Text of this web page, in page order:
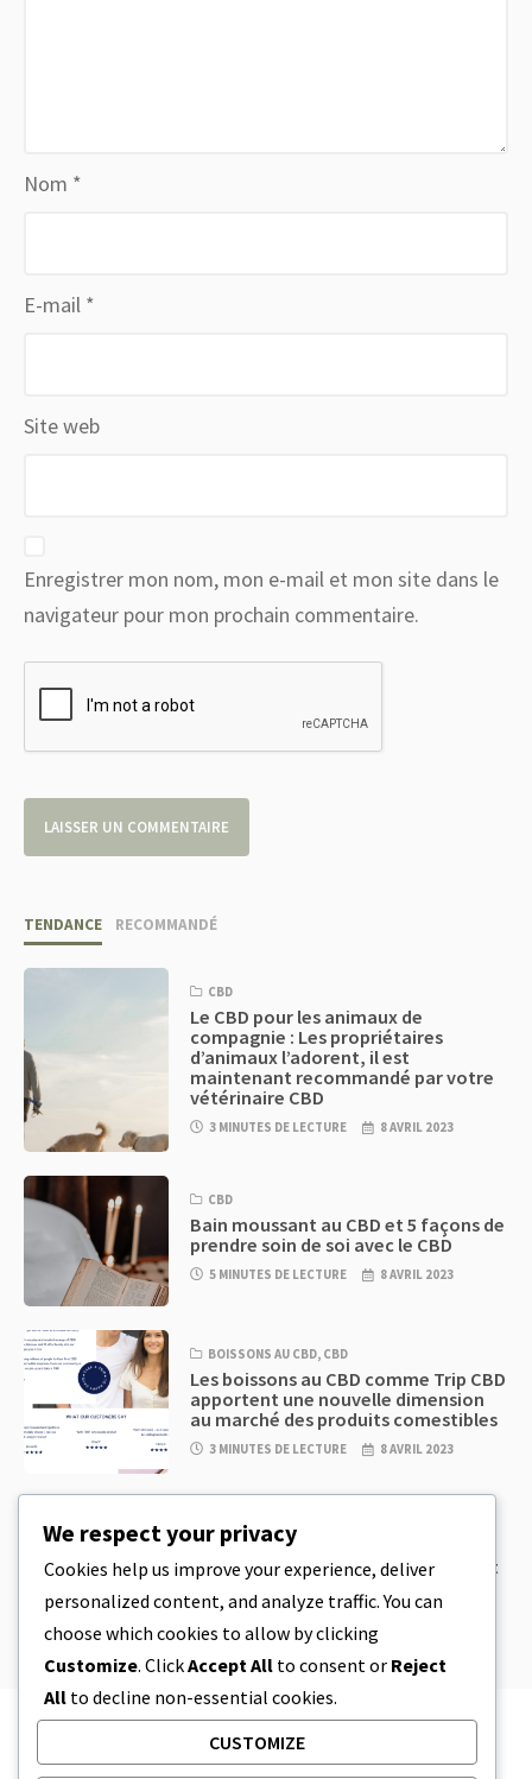
Nom *
E-mail *
Site web
Enregistrer mon nom, mon e-mail et mon site dans le
navigateur pour mon prochain commentaire.
TENDANCE RECOMMANDÉ
CBD
Le CBD pour les animaux de
compagnie : Les propriétaires
d’animaux l’adorent, il est
maintenant recommandé par votre
vétérinaire CBD
3 MINUTES DE LECTURE 8 AVRIL 2023
CBD
Bain moussant au CBD et 5 façons de
prendre soin de soi avec le CBD
5 MINUTES DE LECTURE 8 AVRIL 2023
BOISSONS AU CBD, CBD
Les boissons au CBD comme Trip CBD
apportent une nouvelle dimension
au marché des produits comestibles
3 MINUTES DE LECTURE 8 AVRIL 2023
CBD EDIBLES
Pâte à biscuits au CBD et produits
comestibles au CBD incroyablement
simples à préparer à la maison
5 MINUTES DE LECTURE
We respect your privacy
Cookies help us improve your experience, deliver
personalized content, and analyze traffic. You can
choose which cookies to allow by clicking
Customize. ClickAccept All to consent or Reject
All to decline non-essential cookies.
CUSTOMIZE